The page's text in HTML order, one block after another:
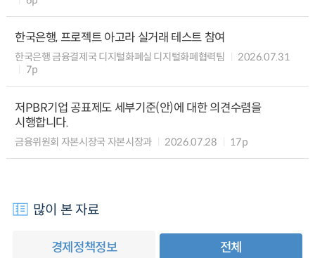
한국은행, 프로젝트 아고라 실거래 테스트 참여
한국은행 금융결제국 디지털화폐실 디지털화폐협력팀
2026.07.31
7p
저PBR기업 공표제도 세부기준(안)에 대한 의견수렴을
시행합니다.
금융위원회 자본시장국 자본시장과 2026.07.28 17p
많이 본 자료
경제정책정보 전체